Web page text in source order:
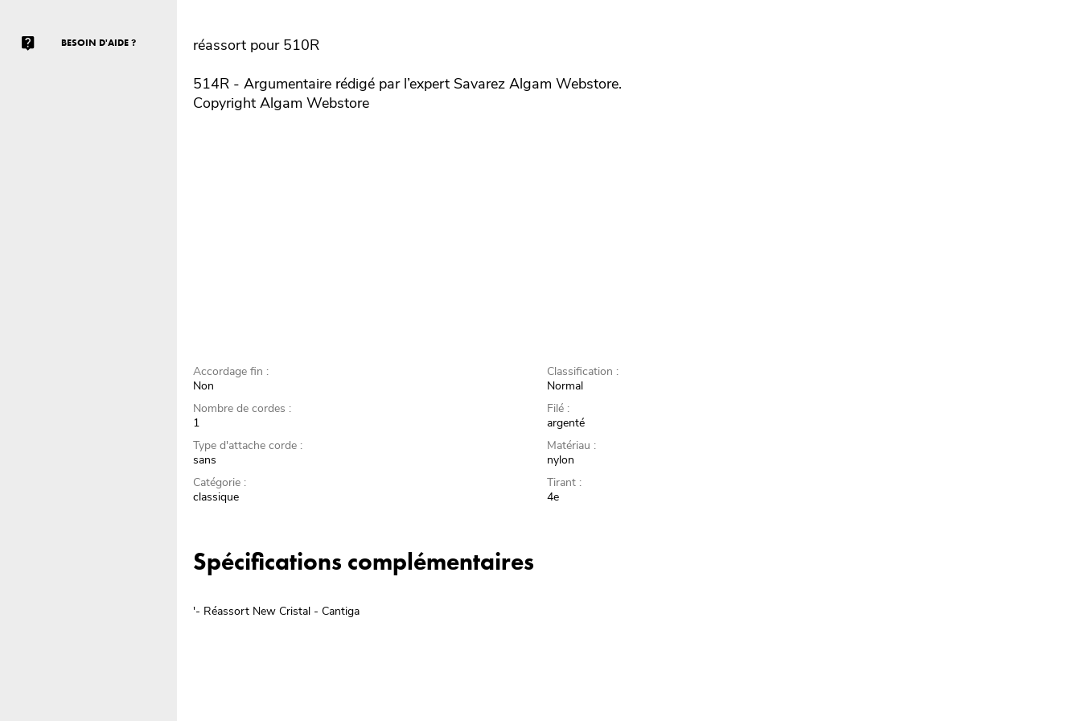
BESOIN D'AIDE ?
réassort pour 510R
514R - Argumentaire rédigé par l’expert Savarez Algam Webstore.
Copyright Algam Webstore
Accordage fin :
Non
Nombre de cordes :
1
Type d'attache corde :
sans
Catégorie :
classique
Classification :
Normal
Filé :
argenté
Matériau :
nylon
Tirant :
4e
Spécifications complémentaires
'- Réassort New Cristal - Cantiga